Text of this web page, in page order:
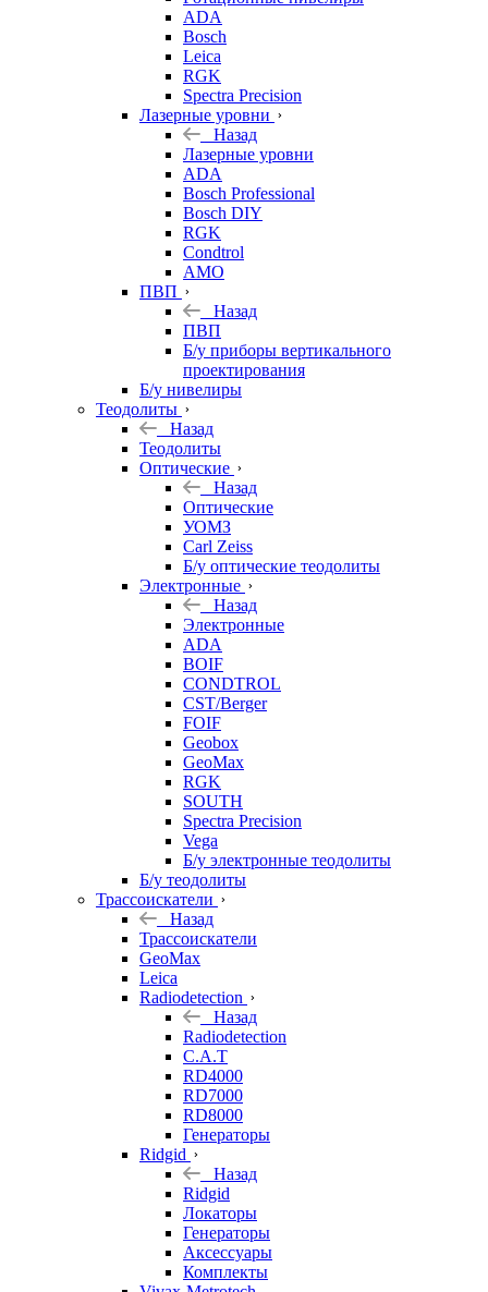
ADA
Bosch
Leica
RGK
Spectra Precision
Лазерные уровни
Назад
Лазерные уровни
ADA
Bosch Professional
Bosch DIY
RGK
Condtrol
AMO
ПВП
Назад
ПВП
Б/у приборы вертикального
проектирования
Б/у нивелиры
Теодолиты
Назад
Теодолиты
Оптические
Назад
Оптические
УОМЗ
Carl Zeiss
Б/у оптические теодолиты
Электронные
Назад
Электронные
ADA
BOIF
CONDTROL
CST/Berger
FOIF
Geobox
GeoMax
RGK
SOUTH
Spectra Precision
Vega
Б/у электронные теодолиты
Б/у теодолиты
Трассоискатели
Назад
Трассоискатели
GeoMax
Leica
Radiodetection
Назад
Radiodetection
C.A.T
RD4000
RD7000
RD8000
Генераторы
Ridgid
Назад
Ridgid
Локаторы
Генераторы
Аксессуары
Комплекты